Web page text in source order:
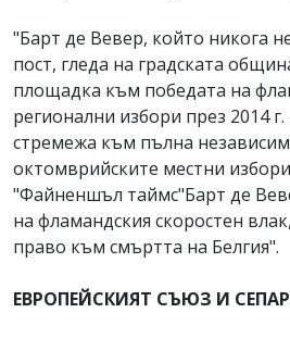
"Барт де Вевер, който никога
пост, гледа на градската
площадка към победата на
регионални избори през 2014
стремежа към пълна
октомврийските местни
"Файненшъл таймс"Барт де
на фламандския скоростен
право към смъртта на Белгия".
ЕВРОПЕЙСКИЯТ СЪЮЗ И